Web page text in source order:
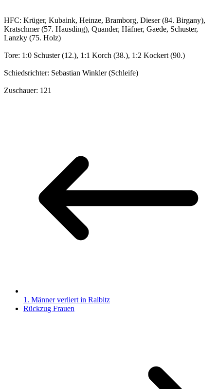
HFC: Krüger, Kubaink, Heinze, Bramborg, Dieser (84. Birgany),
Kratschmer (57. Hausding), Quander, Häfner, Gaede, Schuster,
Lanzky (75. Holz)
Tore: 1:0 Schuster (12.), 1:1 Korch (38.), 1:2 Kockert (90.)
Schiedsrichter: Sebastian Winkler (Schleife)
Zuschauer: 121
1. Männer verliert in Ralbitz
Rückzug Frauen